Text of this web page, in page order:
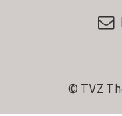
© TVZ